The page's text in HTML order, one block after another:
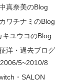
真奈美のBlog
ワチナミのBlog
キユウコのBlog
洋・過去ブログ
5~2010/8
・SALON